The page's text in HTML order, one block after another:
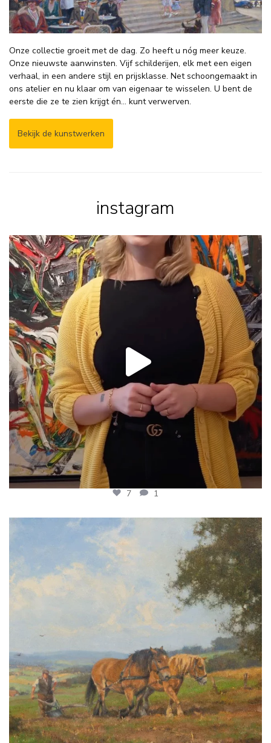
Onze collectie groeit met de dag. Zo heeft u nóg meer keuze.
Onze nieuwste aanwinsten. Vijf schilderijen, elk met een eigen
verhaal, in een andere stijl en prijsklasse. Net schoongemaakt in
ons atelier en nu klaar om van eigenaar te wisselen. U bent de
eerste die ze te zien krijgt én… kunt verwerven.
Bekijk de kunstwerken
instagram
𝗦𝗼𝗺𝗺𝗶𝗴𝗲 𝘀𝗰𝗵𝗶𝗹𝗱𝗲𝗿𝗶𝗷𝗲𝗻 ...
7 1
7 1
𝗪𝗮𝗮𝗿 𝗼𝗼𝗶𝘁 𝗝𝗮𝗻 𝗛𝗼𝗹𝘁𝗿𝘂𝗽